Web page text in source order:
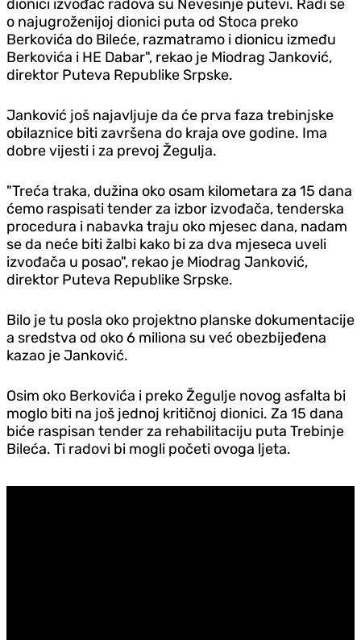
dionici izvođač radova su Nevesinje putevi. Radi se
o najugroženijoj dionici puta od Stoca preko
Berkovića do Bileće, razmatramo i dionicu između
Berkovića i HE Dabar", rekao je Miodrag Janković,
direktor Puteva Republike Srpske.
Janković još najavljuje da će prva faza trebinjske
obilaznice biti završena do kraja ove godine. Ima
dobre vijesti i za prevoj Žegulja.
"Treća traka, dužina oko osam kilometara za 15 dana
ćemo raspisati tender za izbor izvođača, tenderska
procedura i nabavka traju oko mjesec dana, nadam
se da neće biti žalbi kako bi za dva mjeseca uveli
izvođača u posao", rekao je Miodrag Janković,
direktor Puteva Republike Srpske.
Bilo je tu posla oko projektno planske dokumentacije
a sredstva od oko 6 miliona su već obezbijeđena
kazao je Janković.
Osim oko Berkovića i preko Žegulje novog asfalta bi
moglo biti na još jednoj kritičnoj dionici. Za 15 dana
biće raspisan tender za rehabilitaciju puta Trebinje
Bileća. Ti radovi bi mogli početi ovoga ljeta.